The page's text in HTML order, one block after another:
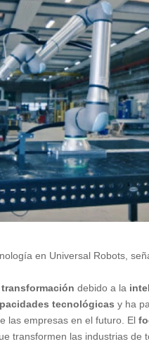
en Universal Robots,
debido a la
tecnológicasy ha
las empresas en el futuro. El
transformen las industrias de